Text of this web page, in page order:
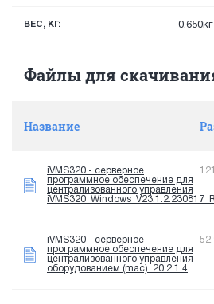
ВЕС, КГ: 0.650кг
Файлы для
Название
iVMS320 - серверное
программное обеспечение для
централизованного управления
iVMS320 - серверное
программное обеспечение для
централизованного управления
оборудованием (mac). 20.2.1.4